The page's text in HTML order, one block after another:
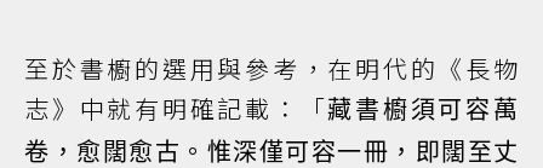
至於書櫥的選用與參考，在明代的《長物
志》中就有明確記載：「藏書櫥須可容萬
卷，愈闊愈古。惟深僅可容一冊，即闊至丈